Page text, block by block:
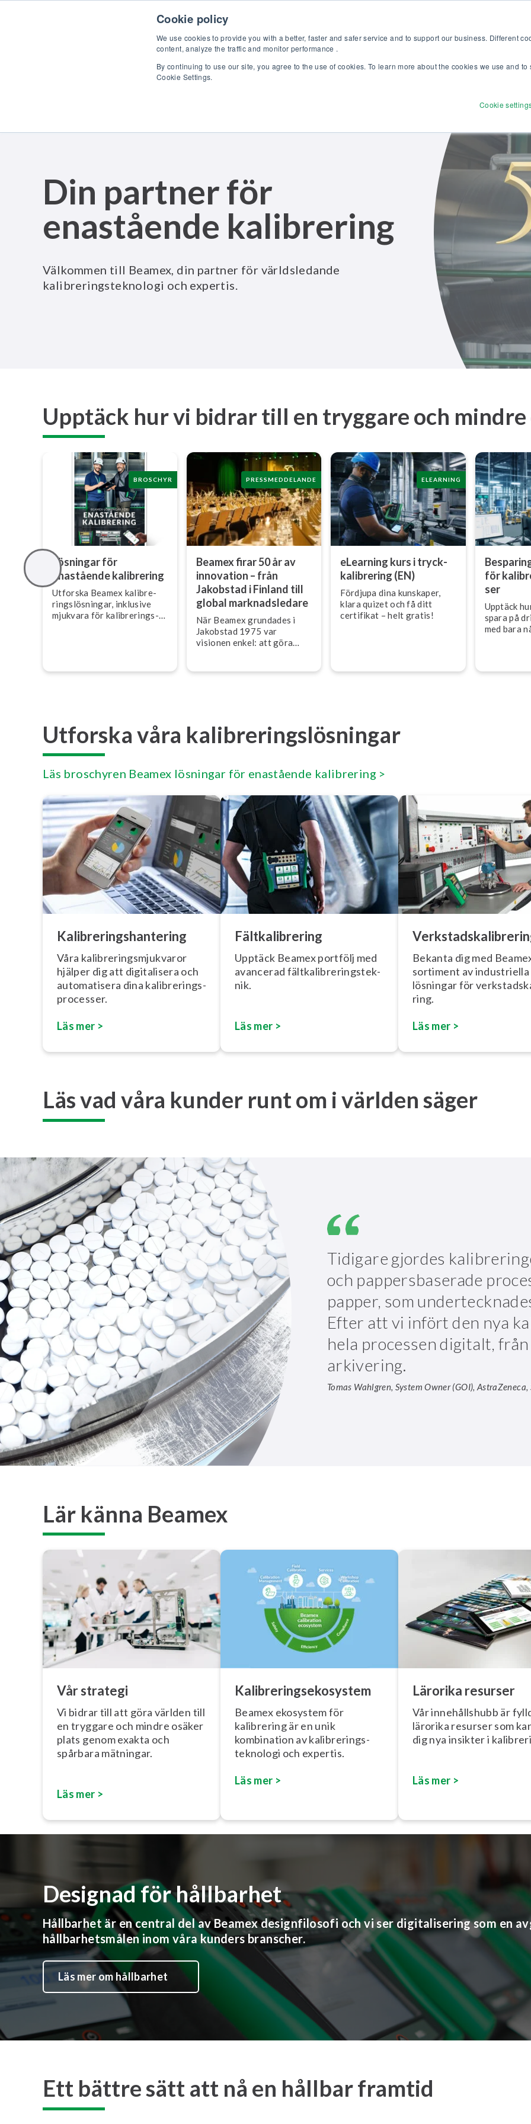
Cookie policy
We use cookies to provide you with a better, faster and safer service and to support our business. Different
content, analyze the traffic and monitor performance .
By continuing to use our site, you agree to the use of cookies. To learn more about the cookies we use and
Cookie Settings.
Cookie
Produkter Lösningar Tjänster
Din partner för
enastående kalibrering
Välkommen till Beamex, din partner för världsledande
kalibreringsteknologi och expertis.
Upptäck hur vi bidrar till en tryggare och mindre
BROSCHYR
Lösningar för
enastående kalibrering
Utforska Beamex ka­libre­
rings­lös­ning­ar, inklusive
mjukvara för ka­libre­rings­
PRESSMEDDELANDE
Beamex firar 50 år av
innovation – från
Jakobstad i Finland till
global mark­nads­le­da­re
När Beamex grundades i
Jakobstad 1975 var
visionen enkel: att göra
decennier senare har den
ELEARNING
eLearning kurs i tryck­
ka­libre­ring (EN)
Fördjupa dina kunskaper,
klara quizet och få ditt
certifikat – helt gratis!
för
ser
Upptäck
spara på
med bara
Utforska våra kalibreringslösningar
Läs broschyren Beamex lösningar för enastående kalibrering >
Ka­libre­rings­han­te­ring
Våra ka­libre­rings­mjuk­va­ror
hjälper dig att di­gi­ta­li­se­ra och
au­to­ma­ti­se­ra dina ka­libre­rings­
pro­ces­ser.
Läs mer >
Fält­ka­libre­ring
Upptäck Beamex portfölj med
avancerad fält­ka­libre­rings­tek­
nik.
Läs mer >
Bekanta dig med
sortiment av in­dust­ri­el­la
lösningar för
ring.
Läs mer >
Läs vad våra kunder runt om i världen säger
Tidigare gjordes
och pappersbaserade
papper, som
Efter att vi infört den nya
hela processen digitalt,
arkivering.
Tomas Wahlgren, System Owner (GOI), AstraZeneca,
Lär känna Beamex
Vår strategi
Vi bidrar till att göra världen till
en tryggare och mindre osäker
plats genom exakta och
spårbara mätningar.
Läs mer >
Ka­libre­rings­e­ko­sy­stem
Beamex ekosystem för
kalibrering är en unik
kombination av ka­libre­rings­
tek­no­lo­gi och expertis.
Läs mer >
Lärorika resurser
Vår in­ne­hålls­hubb är
lärorika resurser som
dig nya insikter i
Läs mer >
Designad för hållbarhet
Hållbarhet är en central del av Beamex designfilosofi och vi ser digitalisering som en
hållbarhetsmålen inom våra kunders branscher.
Läs mer om hållbarhet
Ett bättre sätt att nå en hållbar framtid